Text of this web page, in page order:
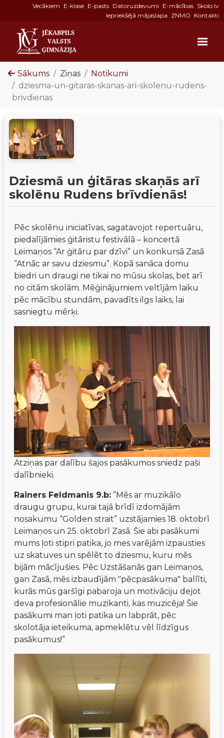
Vecākiem E-klase E-pasts Datoruzdevumi E-mācības Skolo.lv
Iepriekšējā mājaslapa ZNMO Kontakti
Sākums Ziņas
Notikumi
dziesma-un-gitaras-skanas-ari-skolenu-rudens-
brivdienas
Dziesmā un ģitāras skaņās arī
skolēnu Rudens brīvdienās!
Pēc skolēnu iniciatīvas, sagatavojot repertuāru,
piedalījāmies ģitāristu festivālā – koncertā
Leimaņos “Ar ģitāru par dzīvi” un konkursā Zasā
“Atnāc ar savu dziesmu”. Kopā sanāca domu
biedri un draugi ne tikai no mūsu skolas, bet arī
no citām skolām. Mēģinājumiem veltījām laiku
pēc mācību stundām, pavadīts ilgs laiks, lai
sasniegtu mērķi.
Atziņas par dalību šajos pasākumos sniedz paši
dalībnieki.
Rainers Feldmanis 9.b: ”Mēs ar muzikālo
draugu grupu, kurai tajā brīdī izdomājām
nosakumu “Golden strait” uzstājamies 18. oktobrī
Leimaņos un 25. oktobrī Zasā. Šie abi pasākumi
mums ļoti stipri patika, jo mes varējām izpausties
uz skatuves un spēlēt to dziesmu, kuru mēs
bijām mācījušies. Pēc Uzstāšanās gan Leimaņos,
gan Zasā, mēs izbaudījām "pēcpasākuma" ballīti,
kurās mūs garšīgi pabaroja un motivāciju dejot
deva profesionālie muzikanti, kas muzicēja! Šie
pasākumi man ļoti patika un labprāt, pēc
skolotāja ieteikuma, apmeklētu vēl līdzīgus
pasākumus!”